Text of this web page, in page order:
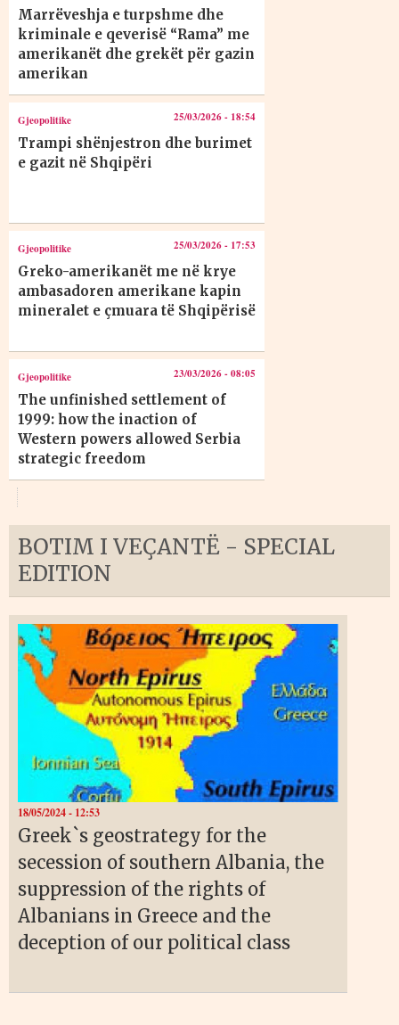
Marrëveshja e turpshme dhe
kriminale e qeverisë “Rama” me
amerikanët dhe grekët për gazin
amerikan
Gjeopolitike 25/03/2026 - 18:54
Trampi shënjestron dhe burimet
e gazit në Shqipëri
Gjeopolitike 25/03/2026 - 17:53
Greko-amerikanët me në krye
ambasadoren amerikane kapin
mineralet e çmuara të Shqipërisë
Gjeopolitike 23/03/2026 - 08:05
The unfinished settlement of
1999: how the inaction of
Western powers allowed Serbia
strategic freedom
BOTIM I VEÇANTË - SPECIAL
EDITION
18/05/2024 - 12:53
Greek`s geostrategy for the
secession of southern Albania, the
suppression of the rights of
Albanians in Greece and the
deception of our political class